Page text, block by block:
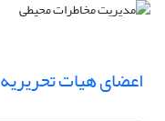
اعضای هیات تحریریه